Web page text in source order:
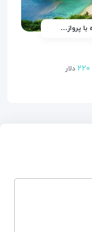
۲۲۰ دلار